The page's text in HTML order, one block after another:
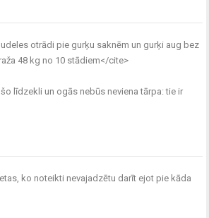
otrādi pie gurķu saknēm un gurķi aug bez
48 kg no 10 stādiem</cite>
līdzekli un ogās nebūs neviena tārpa: tie ir
ko noteikti nevajadzētu darīt ejot pie kāda